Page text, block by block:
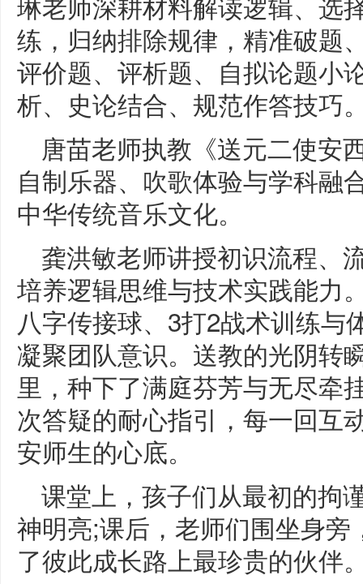
练，归纳排除规律，精准破题
评价题、评析题、自拟论题小
析、史论结合、规范作答技巧
唐苗老师执教《送元二使安
自制乐器、吹歌体验与学科融
中华传统音乐文化。
龚洪敏老师讲授初识流程、
培养逻辑思维与技术实践能力
八字传接球、3打2战术训练与
凝聚团队意识。送教的光阴转
里，种下了满庭芬芳与无尽牵
次答疑的耐心指引，每一回互
安师生的心底。
课堂上，孩子们从最初的拘
神明亮;课后，老师们围坐身
了彼此成长路上最珍贵的伙伴